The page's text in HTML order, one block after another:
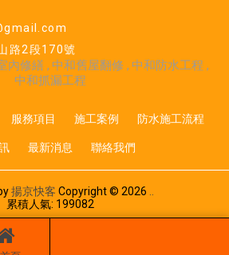
路2段170號
內修繕 中和舊屋翻修
中和防水工程
中和抓漏工程
服務項目 施工案例 防水施工流程
最新消息 聯絡我們
揚京快客 Copyright © 2026
累積人氣: 199082